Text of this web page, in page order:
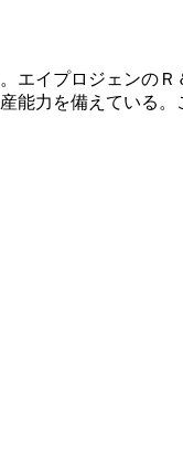
エイプロジェンのＲ
能力を備えている